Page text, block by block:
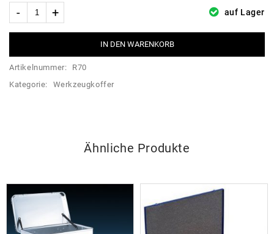
auf Lager
IN DEN WARENKORB
Artikelnummer:
R70
Kategorie:
Werkzeugkoffer
Ähnliche Produkte